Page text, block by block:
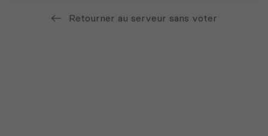
Retourner au serveur sans voter